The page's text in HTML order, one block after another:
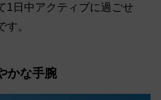
1日中アクティブに過ごせ
。
かな手腕